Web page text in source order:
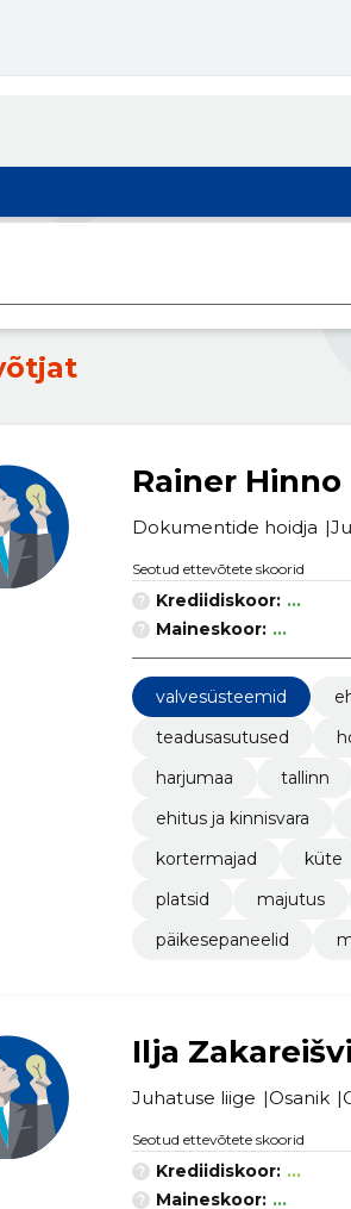
Rainer Hinno
Dokumentide hoidja
Seotud ettevõtete skoorid
Krediidiskoor: ...
Maineskoor: ...
valvesüsteemid
teadusasutused
harjumaa
tallinn
ehitus ja kinnisvara
kortermajad
küte
platsid
majutus
päikesepaneelid
Ilja
Juhatuse liige
Osanik
Seotud ettevõtete skoorid
Krediidiskoor: ...
Maineskoor: ...